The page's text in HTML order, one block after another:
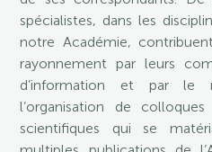
spécialistes, dans les
notre Académie,
rayonnement par leurs
d’information et par le
l’organisation de
scientifiques qui se